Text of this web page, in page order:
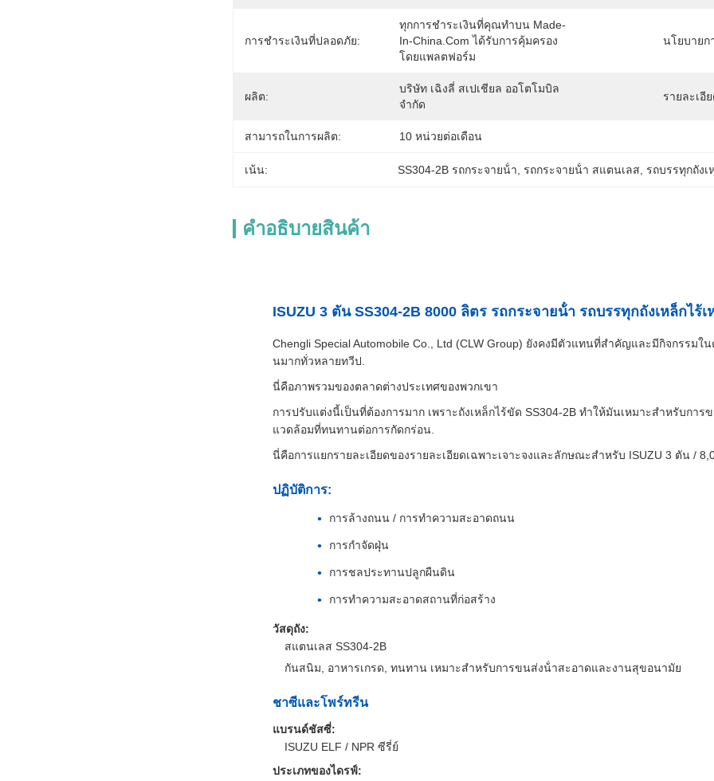
การชำระเงินที่ปลอดภัย:
ทุกการชำระเงินที่คุณทำบน Made-
In-China.com ได้รับการคุ้มครอง
โดยแพลตฟอร์ม
นโยบายก
ผลิต:
บริษัท เฉิงลี่ สเปเชียล ออโตโมบิล
จำกัด
รายละเอี
สามารถในการผลิต: 10 หน่วยต่อเดือน
เน้น: SS304-2B รถกระจายน้ํา รถกระจายน้ํา สแตนเลส รถบรรทุกถัง
คําอธิบายสินค้า
ISUZU 3 ตัน SS304-2B 8000 ลิตร รถกระจายน้ํา รถบรรทุกถังเหล็กไร้เ
Chengli Special Automobile Co., Ltd (CLW Group) ยังคงมีตัวแทนที่สําคัญและมีกิจกรรม
นมากทั่วหลายทวีป.
นี่คือภาพรวมของตลาดต่างประเทศของพวกเขา
การปรับแต่งนี้เป็นที่ต้องการมาก เพราะถังเหล็กไร้ขัด SS304-2B ทําให้มันเหมาะสําหรับก
แวดล้อมที่ทนทานต่อการกัดกร่อน.
นี่คือการแยกรายละเอียดของรายละเอียดเฉพาะเจาะจงและลักษณะสําหรับ ISUZU 3 ตัน /
ปฏิบัติการ:
การล้างถนน / การทําความสะอาดถนน
การกําจัดฝุ่น
การชลประทานปลูกผืนดิน
การทําความสะอาดสถานที่ก่อสร้าง
วัสดุถัง:
สแตนเลส SS304-2B
กันสนิม, อาหารเกรด, ทนทาน เหมาะสําหรับการขนส่งน้ําสะอาดและงานสุขอนามัย
ชาซีและโพร์ทรีน
แบรนด์ชัสซี่:
ISUZU ELF / NPR ซีรี่ย์
ประเภทของไดรฟ์: